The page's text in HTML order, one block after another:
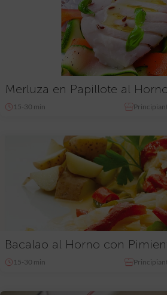
Merluza en Papillote al
15-30 min
Bacalao al Horno con
15-30 min